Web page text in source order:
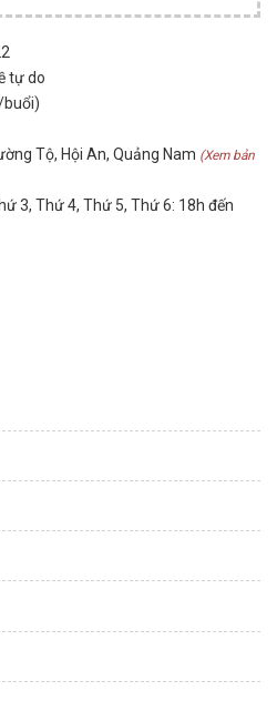
tự do
Tộ, Hội An, Quảng Nam (Xem bản
3, Thứ 4, Thứ 5, Thứ 6: 18h đến